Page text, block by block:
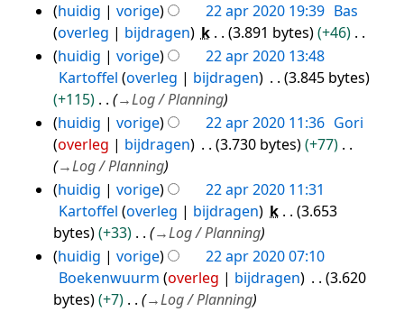
n
v
a
t
i
n
g
r
k
i
n
g
s
s
a
m
n
v
a
t
22
apr
2020
huidig vorige 22 apr 2020 19:39 Bas
overleg
bijdragen k 3.891 bytes
+46
G
e
n
b
e
w
r
k
i
n
huidig vorige
22 apr 2020 13:48
Kartoffel overleg bijdragen
3.845 bytes
+115
→Log / Planning
huidig
vorige 22 apr 2020 11:36 Gori
overleg
bijdragen 3.730 bytes
+77
→Log / Planning
huidig
vorige
22 apr 2020 11:31
Kartoffel overleg bijdragen k
3.653
bytes
+33 →Log / Planning
huidig
vorige
22 apr 2020 07:10
Boekenwuurm overleg bijdragen
3.620
bytes
+7 →Log / Planning